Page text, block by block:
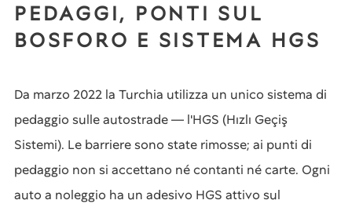
PEDAGGI, PONTI SUL
BOSFORO E SISTEMA HGS
Da marzo 2022 la Turchia utilizza un unico sistema di
pedaggio sulle autostrade — l'HGS (Hızlı Geçiş
Sistemi). Le barriere sono state rimosse; ai punti di
pedaggio non si accettano né contanti né carte. Ogni
auto a noleggio ha un adesivo HGS attivo sul